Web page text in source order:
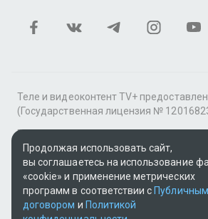
Теле и видеоконтент TV+
(Государственная лицензия №
В рамках услуги «Видео по подписке»
фильмов и сериалов tv+» контент
онлайн-кинотеатром MEGOGO.
Поддержка: tvplus@telecom.kz
UUID: dee864ef-ed94-48ac-a42c-415d4461d169
Продолжая использовать сайт,
вы соглашаетесь на использование
«cookie» и применение метрических
программ в соответствии с Публичным
договором и Политикой